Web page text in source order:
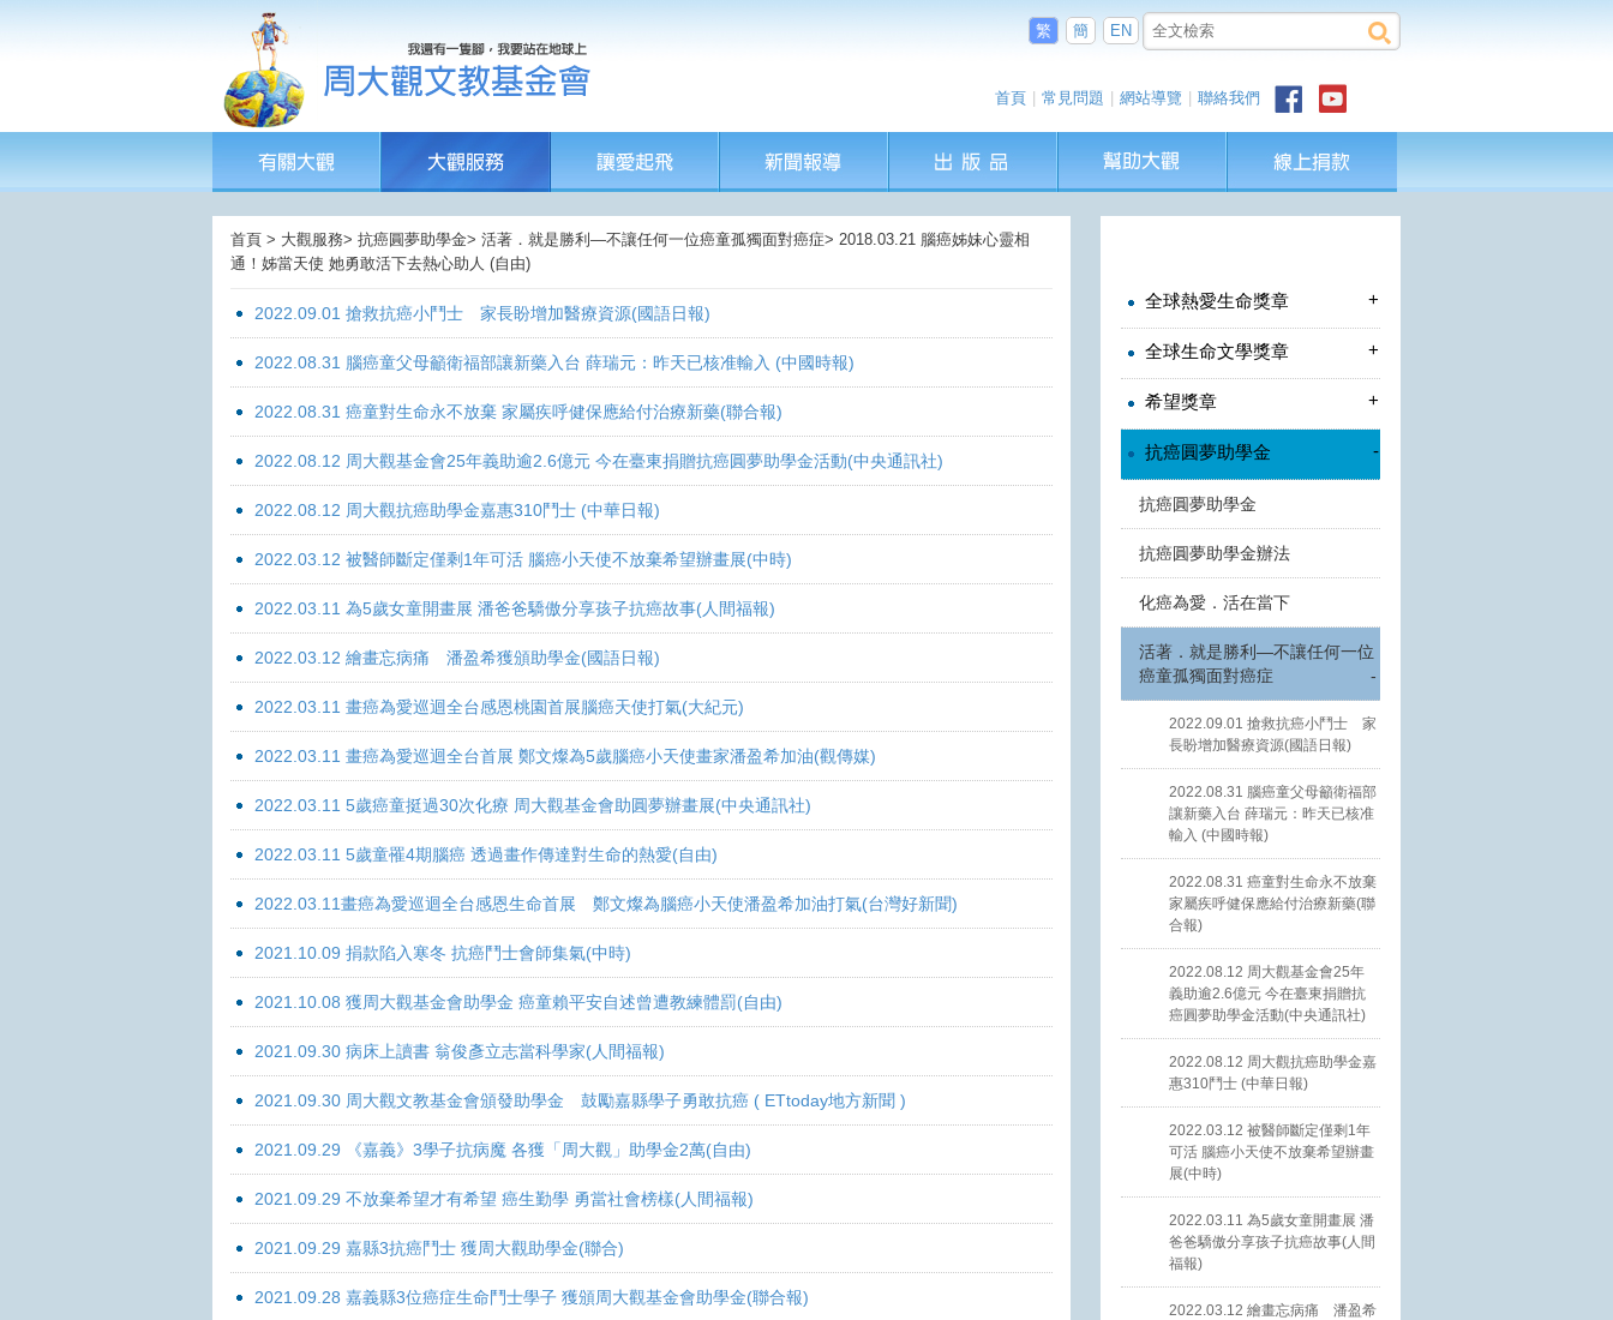
繁 簡 EN
首頁 常見問題 網站導覽 聯絡我們
首頁 > 大觀服務> 抗癌圓夢助學金> 活著．就是勝利—不讓任何一位癌童孤獨面對癌症> 2018.03.21 腦癌姊妹心靈相
通！姊當天使 她勇敢活下去熱心助人 (自由)
2022.09.01 搶救抗癌小鬥士 家長盼增加醫療資源(國語日報)
2022.08.31 腦癌童父母籲衛福部讓新藥入台 薛瑞元：昨天已核准輸入 (中國時報)
2022.08.31 癌童對生命永不放棄 家屬疾呼健保應給付治療新藥(聯合報)
2022.08.12 周大觀基金會25年義助逾2.6億元 今在臺東捐贈抗癌圓夢助學金活動(中央通訊社)
2022.08.12 周大觀抗癌助學金嘉惠310鬥士 (中華日報)
2022.03.12 被醫師斷定僅剩1年可活 腦癌小天使不放棄希望辦畫展(中時)
2022.03.11 為5歲女童開畫展 潘爸爸驕傲分享孩子抗癌故事(人間福報)
2022.03.12 繪畫忘病痛 潘盈希獲頒助學金(國語日報)
2022.03.11 畫癌為愛巡迴全台感恩桃園首展腦癌天使打氣(大紀元)
2022.03.11 畫癌為愛巡迴全台首展 鄭文燦為5歲腦癌小天使畫家潘盈希加油(觀傳媒)
2022.03.11 5歲癌童挺過30次化療 周大觀基金會助圓夢辦畫展(中央通訊社)
2022.03.11 5歲童罹4期腦癌 透過畫作傳達對生命的熱愛(自由)
2022.03.11畫癌為愛巡迴全台感恩生命首展 鄭文燦為腦癌小天使潘盈希加油打氣(台灣好新聞)
2021.10.09 捐款陷入寒冬 抗癌鬥士會師集氣(中時)
2021.10.08 獲周大觀基金會助學金 癌童賴平安自述曾遭教練體罰(自由)
2021.09.30 病床上讀書 翁俊彥立志當科學家(人間福報)
2021.09.30 周大觀文教基金會頒發助學金 鼓勵嘉縣學子勇敢抗癌 ( ETtoday地方新聞 )
2021.09.29 《嘉義》3學子抗病魔 各獲「周大觀」助學金2萬(自由)
2021.09.29 不放棄希望才有希望 癌生勤學 勇當社會榜樣(人間福報)
2021.09.29 嘉縣3抗癌鬥士 獲周大觀助學金(聯合)
2021.09.28 嘉義縣3位癌症生命鬥士學子 獲頒周大觀基金會助學金(聯合報)
全球熱愛生命獎章 +
全球生命文學獎章 +
希望獎章 +
抗癌圓夢助學金 -
抗癌圓夢助學金
抗癌圓夢助學金辦法
化癌為愛．活在當下
活著．就是勝利—不讓任何一位
癌童孤獨面對癌症
-
2022.09.01 搶救抗癌小鬥士 家
長盼增加醫療資源(國語日報)
2022.08.31 腦癌童父母籲衛福部
讓新藥入台 薛瑞元：昨天已核准
輸入 (中國時報)
2022.08.31 癌童對生命永不放棄
家屬疾呼健保應給付治療新藥(聯
合報)
2022.08.12 周大觀基金會25年
義助逾2.6億元 今在臺東捐贈抗
癌圓夢助學金活動(中央通訊社)
2022.08.12 周大觀抗癌助學金嘉
惠310鬥士 (中華日報)
2022.03.12 被醫師斷定僅剩1年
可活 腦癌小天使不放棄希望辦畫
展(中時)
2022.03.11 為5歲女童開畫展 潘
爸爸驕傲分享孩子抗癌故事(人間
福報)
2022.03.12 繪畫忘病痛 潘盈希